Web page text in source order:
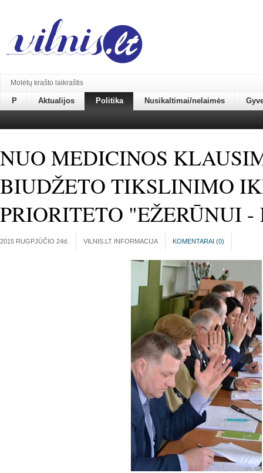
Molėtų krašto laikraštis
P Aktualijos Politika Nusikaltimai/nelaimės
NUO MEDICINOS
BIUDŽETO TIKSLINIMO
PRIORITETO "EŽERŪNUI
2015 RUGPJŪČIO 24d. VILNIS.LT INFORMACIJA KOMENTARAI (0)